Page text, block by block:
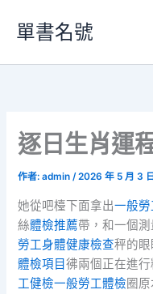
要
單書名號
逐日生肖運
作者:admin/2026 年 5 月 3 日
她從吧檯下面拿出一般
絲體檢推薦帶，和一個
勞工身體健康檢查秤的
體檢項目彿兩個正在進
工健檢一般勞工體檢圈